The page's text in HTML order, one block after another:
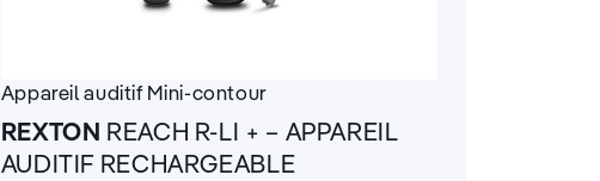
Appareil auditifMini-contour
REXTON REACH R-LI + – APPAREIL
AUDITIF RECHARGEABLE